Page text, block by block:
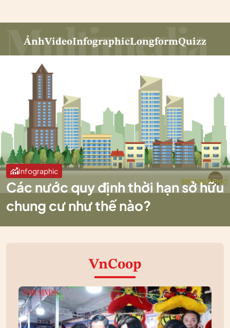
ẢnhVideoInfographicLongformQuizz
Infographic
Các nước quy định thời hạn sở hữu
chung cư như thế nào?
VnCoop